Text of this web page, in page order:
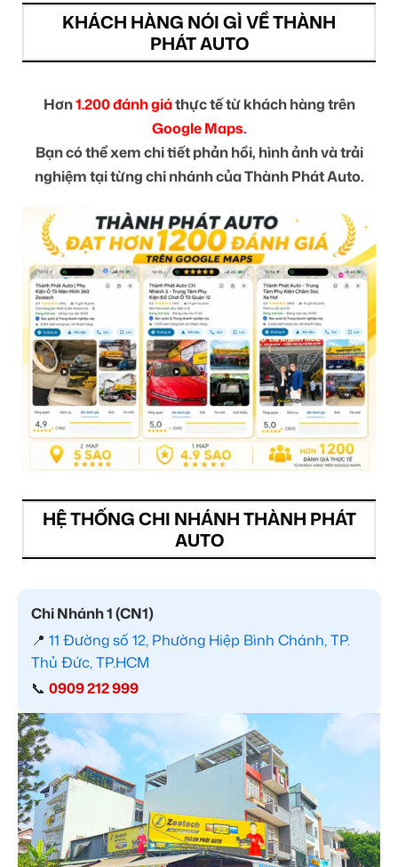
KHÁCH HÀNG NÓI GÌ VỀ THÀNH
PHÁT AUTO
Hơn1.200 đánh giáthực tế từ khách hàng trên
Google Maps.
Bạn có thể xem chi tiết phản hồi, hình ảnh và trải
nghiệm tại từng chi nhánh của Thành Phát Auto.
HỆ THỐNG CHI NHÁNH THÀNH PHÁT
AUTO
Chi Nhánh 1 (CN1)
📍 11 Đường số 12, Phường Hiệp Bình Chánh, TP.
Thủ Đức, TP.HCM
📞 0909 212 999